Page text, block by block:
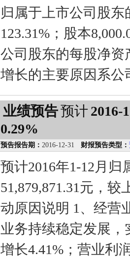
归属于上市公司股东
123.31%；股本
公司股东的每股净资
增长的主要原因系
业绩预告预计 2016-
0.29%
预告报告期： 2016-12-31 财报预告类型：
预计2016年1-12月
51,879,871.31元，
动原因说明 1、经营
业务持续稳定发展，
增长4.41%；营业利